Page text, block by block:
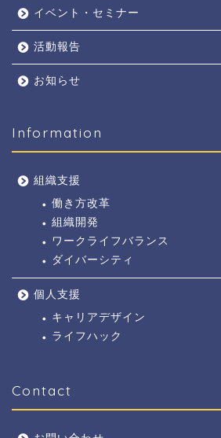
イベント・セミナー
活動報告
お知らせ
Information
組織支援
働き方改革
組織開発
ワークライフバランス
ダイバーシティ
個人支援
キャリアデザイン
ライフハック
Contact